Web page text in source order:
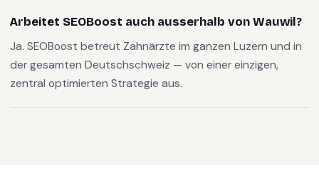
Arbeitet SEOBoost auch ausserhalb von Wauwil?
Ja. SEOBoost betreut Zahnärzte im ganzen Luzern und in
der gesamten Deutschschweiz — von einer einzigen,
zentral optimierten Strategie aus.